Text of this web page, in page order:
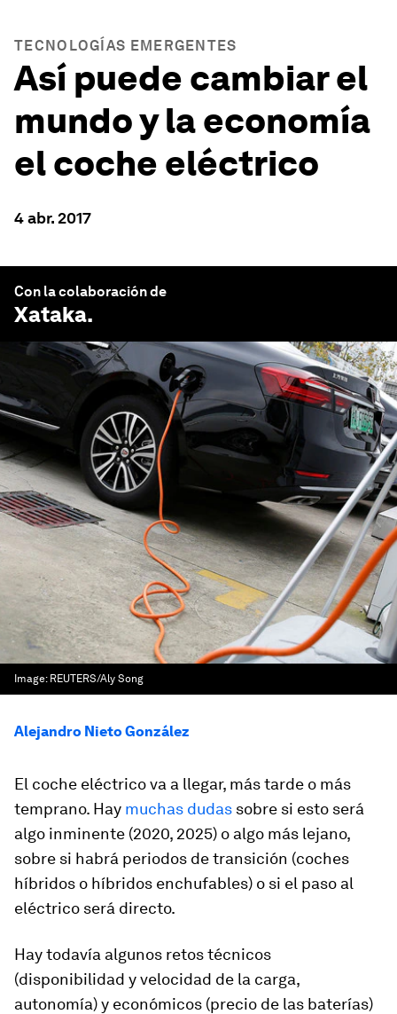
TECNOLOGÍAS EMERGENTES
Así puede cambiar el
mundo y la economía
el coche eléctrico
4 abr. 2017
Con la colaboración de
Xataka.
Image: REUTERS/Aly Song
Alejandro Nieto González
El coche eléctrico va a llegar, más tarde o más
temprano. Hay muchas dudas sobre si esto será
algo inminente (2020, 2025) o algo más lejano,
sobre si habrá periodos de transición (coches
híbridos o híbridos enchufables) o si el paso al
eléctrico será directo.
Hay todavía algunos retos técnicos
(disponibilidad y velocidad de la carga,
autonomía) y económicos (precio de las baterías)